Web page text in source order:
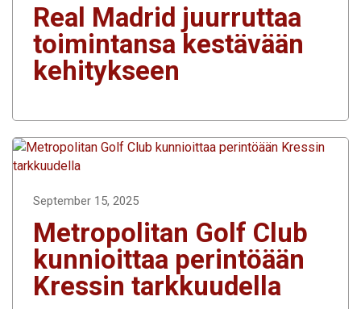
Real Madrid juurruttaa
toimintansa kestävään
kehitykseen
September 15, 2025
Metropolitan Golf Club
kunnioittaa perintöään
Kressin tarkkuudella